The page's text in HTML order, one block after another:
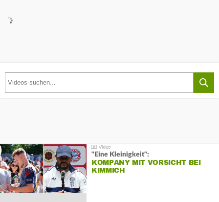
"Eine Kleinigkeit":
KOMPANY MIT VORSICHT BEI
KIMMICH